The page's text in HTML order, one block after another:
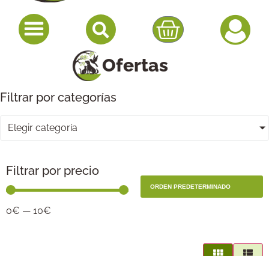
Ofertas
Filtrar por categorías
Elegir categoría
Filtrar por precio
0€ — 10€